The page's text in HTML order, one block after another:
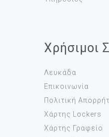
Χρήσιμοι
Λευκάδα
Επικοινωνία
Πολιτική
Χάρτης Lockers
Χάρτης Γραφείο